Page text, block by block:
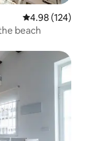
4.98 out of 5
4.98 (124)
beach